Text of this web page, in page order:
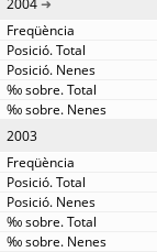
2004
2003